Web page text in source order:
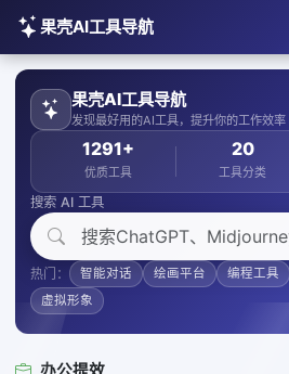
果壳AI工具导航
果壳AI工具导航
发现最好用的AI工具，提升你的工作效率
1291+
优质工具
20
工具分类
搜索 AI 工具
热门： 智能对话 绘画平台 编程工具
虚拟形象